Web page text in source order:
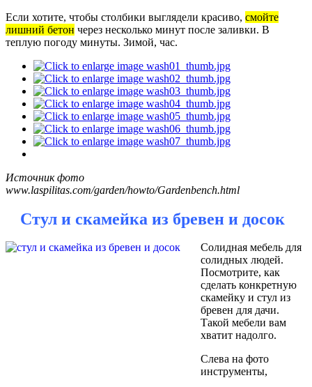
Если хотите, чтобы столбики выглядели красиво, смойте
лишний бетон через несколько минут после заливки. В
теплую погоду минуты. Зимой, час.
Источник фото
www.laspilitas.com/garden/howto/Gardenbench.html
Стул и скамейка из бревен и досок
Солидная мебель для
солидных людей.
Посмотрите, как
сделать конкретную
скамейку и стул из
бревен для дачи.
Такой мебели вам
хватит надолго.
Слева на фото
инструменты,